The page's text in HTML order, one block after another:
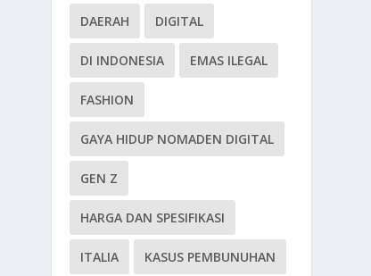
DAERAH DIGITAL
DI INDONESIA EMAS ILEGAL
FASHION
GAYA HIDUP NOMADEN DIGITAL
GEN Z
HARGA DAN SPESIFIKASI
ITALIA KASUS PEMBUNUHAN